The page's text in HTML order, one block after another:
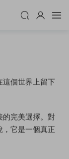
這個世界上留下
完美選擇。對
它是一個真正